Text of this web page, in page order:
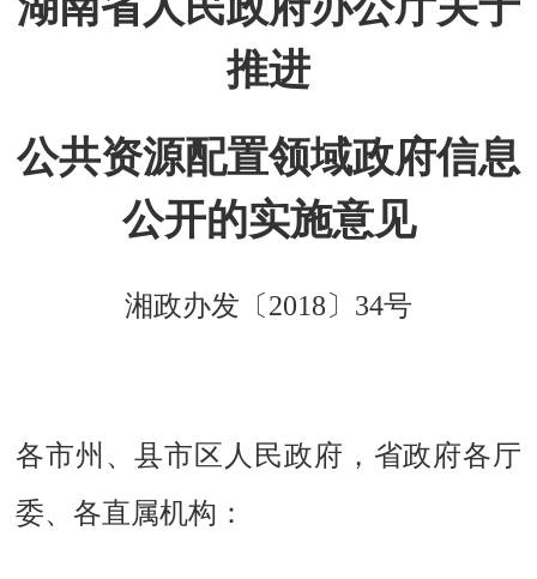
推进
公共资源配置领域政府信息
公开的实施意见
湘政办发〔2018〕34号
各市州、县市区人民政府，省政府各厅
委、各直属机构：